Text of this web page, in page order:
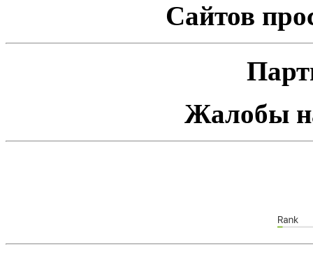
Сайтов
Жалобы